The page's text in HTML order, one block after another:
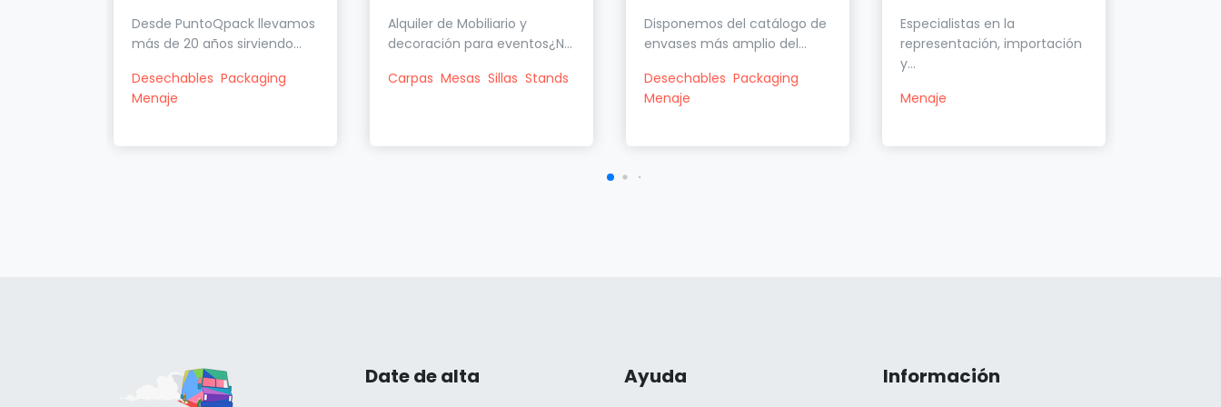
Desde PuntoQpack llevamos
más de 20 años sirviendo...
Desechables Packaging
Menaje
Alquiler de Mobiliario y
decoración para eventos¿N...
Carpas Mesas Sillas Stands
Disponemos del catálogo de
envases más amplio del...
Desechables Packaging
Menaje
Especialistas en la
representación, importación
y...
Menaje
Date de alta Ayuda Información